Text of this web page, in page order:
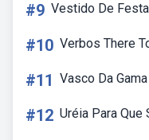
#9 Vestido De
#10 Verbos There
#11 Vasco Da
#12 Uréia Para Que